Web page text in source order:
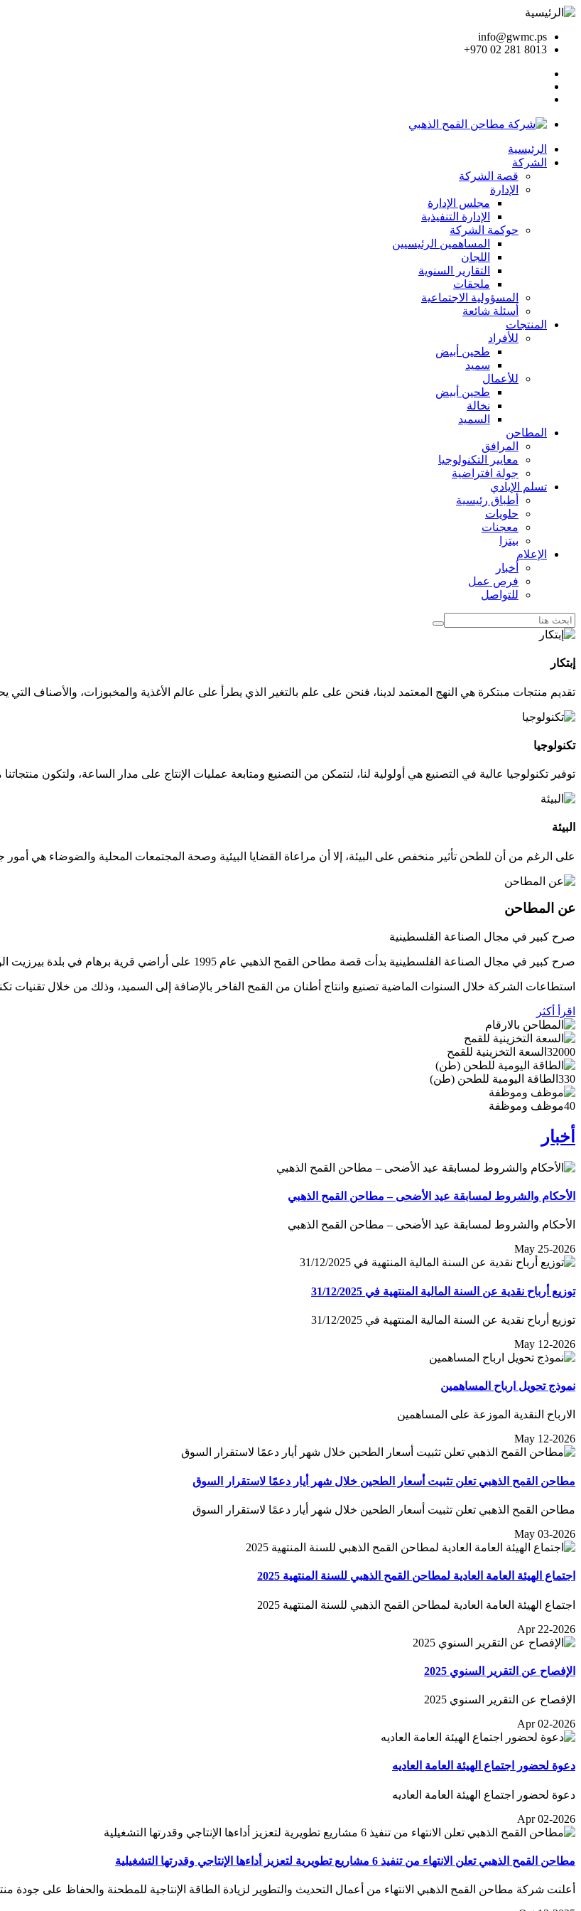
info@gwmc.ps
+970 02 281 8013
الرئيسية
الشركة
قصة الشركة
الإدارة
مجلس الإدارة
الإدارة التنفيذية
حوكمة الشركة
المساهمين الرئيسيين
اللجان
التقارير السنوية
ملحقات
المسؤولية الاجتماعية
أسئلة شائعة
المنتجات
للأفراد
طحين أبيض
سميد
للأعمال
طحين أبيض
نخالة
السميد
المطاحن
المرافق
معايير التكنولوجيا
جولة افتراضية
تسلم الإيادي
أطباق رئيسية
حلويات
معجنات
بيتزا
الإعلام
أخبار
فرص عمل
للتواصل
إبتكار
تقديم منتجات مبتكرة هي النهج المعتمد لدينا، فنحن على علم بالتغير الذي يطرأ على عالم الأغذية والمخبوزات، والأصناف التي
تكنولوجيا
توفير تكنولوجيا عالية في التصنيع هي أولولية لنا، لنتمكن من التصنيع ومتابعة عمليات الإنتاج على مدار الساعة، ولتكون
البيئة
على الرغم من أن للطحن تأثير منخفص على البيئة، إلا أن مراعاة القضايا البيئية وصحة المجتمعات المحلية والضوضاء هي أمور
عن المطاحن
صرح كبير في مجال الصناعة الفلسطينية
صرح كبير في مجال الصناعة الفلسطينية بدأت قصة مطاحن القمح الذهبي عام 1995 على أراضي قرية برهام في بلدة بيرزيت الواقعة شمال مدينة رام الله، على مساحة إجمالية تبلغ مساحتها حوالي 32 دونم.
استطاعات الشركة خلال السنوات الماضية تصنيع وانتاج أطنان من القمح الفاخر بالإضافة إلى السميد، وذلك من خلال
اقرأ أكثر
32000 السعة التخزينية للقمح
330 الطاقة اليومية للطحن (طن)
40موظف وموظفة
أخبار
الأحكام والشروط لمسابقة عيد الأضحى – مطاحن القمح الذهبي
الأحكام والشروط لمسابقة عيد الأضحى – مطاحن القمح الذهبي
May 25-2026
توزيع أرباح نقدية عن السنة المالية المنتهية في 31/12/2025
توزيع أرباح نقدية عن السنة المالية المنتهية في 31/12/2025
May 12-2026
نموذج تحويل ارباح المساهمين
الارباح النقدية الموزعة على المساهمين
May 12-2026
مطاحن القمح الذهبي تعلن تثبيت أسعار الطحين خلال شهر أيار دعمًا لاستقرار السوق
مطاحن القمح الذهبي تعلن تثبيت أسعار الطحين خلال شهر أيار دعمًا لاستقرار السوق
May 03-2026
اجتماع الهيئة العامة العادية لمطاحن القمح الذهبي للسنة المنتهية 2025
اجتماع الهيئة العامة العادية لمطاحن القمح الذهبي للسنة المنتهية 2025
Apr 22-2026
الإفصاح عن التقرير السنوي 2025
الإفصاح عن التقرير السنوي 2025
Apr 02-2026
دعوة لحضور اجتماع الهيئة العامة العاديه
دعوة لحضور اجتماع الهيئة العامة العاديه
Apr 02-2026
مطاحن القمح الذهبي تعلن الانتهاء من تنفيذ 6 مشاريع تطويرية لتعزيز أداءها الإنتاجي وقدرتها التشغيلية
أعلنت شركة مطاحن القمح الذهبي الانتهاء من أعمال التحديث والتطوير لزيادة الطاقة الإنتاجية للمطحنة والحفاظ على جودة